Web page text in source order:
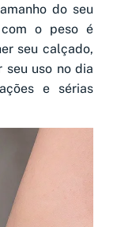
do seu
com o peso é
seu calçado,
seu uso no dia
e sérias